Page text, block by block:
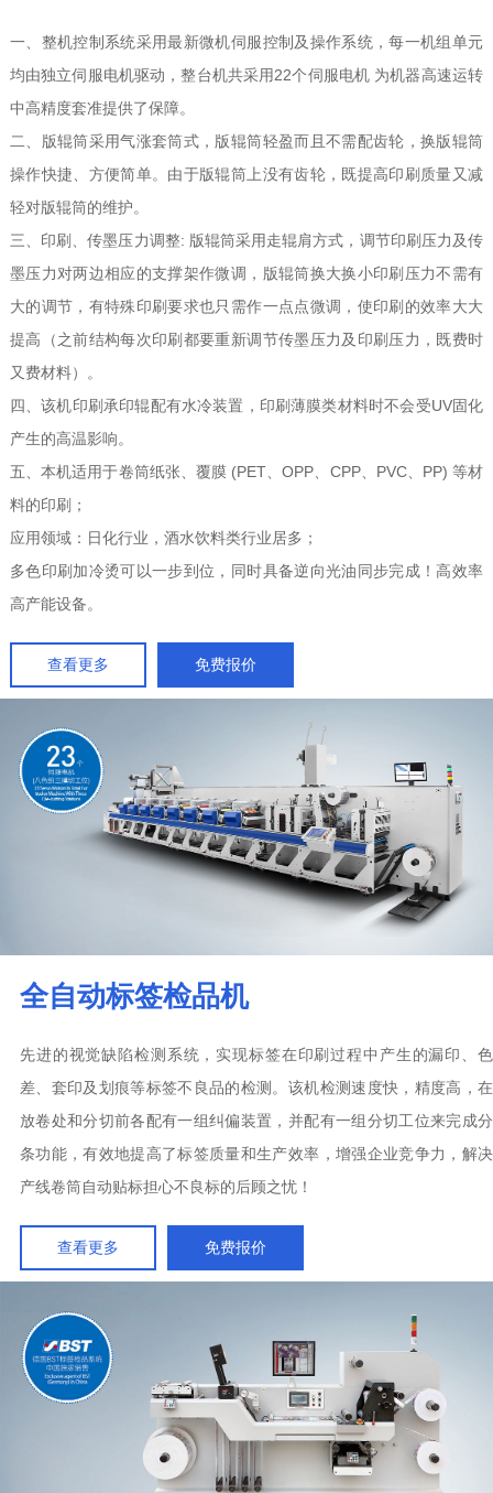
一、整机控制系统采用最新微机伺服控制及操作系统，每一机组单元
均由独立伺服电机驱动，整台机共采用22个伺服电机 为机器高速运转
中高精度套准提供了保障。
二、版辊筒采用气涨套筒式，版辊筒轻盈而且不需配齿轮，换版辊筒
操作快捷、方便简单。由于版辊筒上没有齿轮，既提高印刷质量又减
轻对版辊筒的维护。
三、印刷、传墨压力调整: 版辊筒采用走辊肩方式，调节印刷压力及传
墨压力对两边相应的支撑架作微调，版辊筒换大换小印刷压力不需有
大的调节，有特殊印刷要求也只需作一点点微调，使印刷的效率大大
提高（之前结构每次印刷都要重新调节传墨压力及印刷压力，既费时
又费材料）。
四、该机印刷承印辊配有水冷装置，印刷薄膜类材料时不会受UV固化
产生的高温影响。
五、本机适用于卷筒纸张、覆膜 (PET、OPP、CPP、PVC、PP) 等材
料的印刷；
应用领域：日化行业，酒水饮料类行业居多；
多色印刷加冷烫可以一步到位，同时具备逆向光油同步完成！高效率
高产能设备。
查看更多 免费报价
全自动标签检品机
先进的视觉缺陷检测系统，实现标签在印刷过程中产生的漏印、色
差、套印及划痕等标签不良品的检测。该机检测速度快，精度高，在
放卷处和分切前各配有一组纠偏装置，并配有一组分切工位来完成分
条功能，有效地提高了标签质量和生产效率，增强企业竞争力，解决
产线卷筒自动贴标担心不良标的后顾之忧！
查看更多 免费报价